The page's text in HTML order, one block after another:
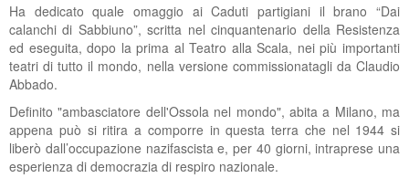
Ha dedicato quale omaggio ai Caduti partigiani il brano “Dai
calanchi di Sabbiuno”, scritta nel cinquantenario della Resistenza
ed eseguita, dopo la prima al Teatro alla Scala, nei più importanti
teatri di tutto il mondo, nella versione commissionatagli da Claudio
Abbado.
Definito "ambasciatore dell'Ossola nel mondo", abita a Milano, ma
appena può si ritira a comporre in questa terra che nel 1944 si
liberò dall’occupazione nazifascista e, per 40 giorni, intraprese una
esperienza di democrazia di respiro nazionale.